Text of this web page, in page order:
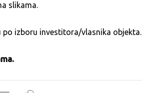
slikama.
po izboru investitora/vlasnika objekta.